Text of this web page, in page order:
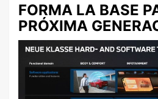
FORMA LA BASE
PRÓXIMA